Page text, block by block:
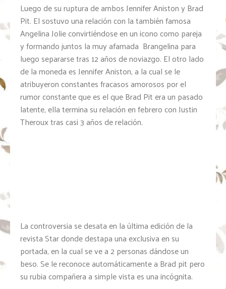
Luego de su ruptura de ambos Jennifer Aniston y Brad
Pit. El sostuvo una relación con la también famosa
Angelina Jolie convirtiéndose en un icono como pareja
y formando juntos la muy afamada Brangelina para
luego separarse tras 12 años de noviazgo. El otro lado
de la moneda es Jennifer Aniston, a la cual se le
atribuyeron constantes fracasos amorosos por el
rumor constante que es el que Brad Pit era un pasado
latente, ella termina su relación en febrero con Justin
Theroux tras casi 3 años de relación.
La controversia se desata en la última edición de la
revista Star donde destapa una exclusiva en su
portada, en la cual se ve a 2 personas dándose un
beso. Se le reconoce automáticamente a Brad pit pero
su rubia compañera a simple vista es una incógnita.